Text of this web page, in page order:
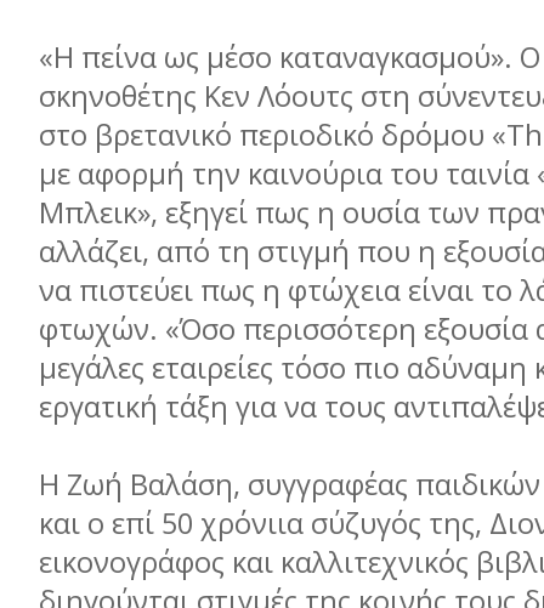
«Η πείνα ως μέσο καταναγκασμού». Ο
σκηνοθέτης Κεν Λόουτς στη
στο βρετανικό περιοδικό δρόμου
με αφορμή την καινούρια του ταινία
Μπλεικ», εξηγεί πως η ουσία των
αλλάζει, από τη στιγμή που η
να πιστεύει πως η φτώχεια είναι το
φτωχών. «Όσο περισσότερη εξουσία
μεγάλες εταιρείες τόσο πιο αδύναμη
εργατική τάξη για να τους
Η Ζωή Βαλάση, συγγραφέας
και ο επί 50 χρόνιια σύζυγός της,
εικονογράφος και καλλιτεχνικός